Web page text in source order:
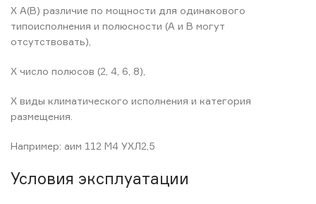
Х А(В) различие по мощности для одинакового
типоисполнения и полюсности (А и В могут
отсутствовать),
Х число полюсов (2, 4, 6, 8),
X виды климатического исполнения и категория
размещения.
Например: аим 112 М4 УХЛ2,5
Условия эксплуатации